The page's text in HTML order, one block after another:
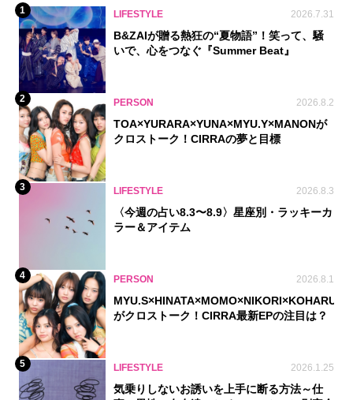
1 LIFESTYLE 2026.7.31
B&ZAIが贈る熱狂の“夏物語”！笑って、騒
いで、心をつなぐ『Summer Beat』
2 PERSON 2026.8.2
TOA×YURARA×YUNA×MYU.Y×MANONが
クロストーク！CIRRAの夢と目標
3 LIFESTYLE 2026.8.3
〈今週の占い8.3〜8.9〉星座別・ラッキーカ
ラー＆アイテム
4 PERSON 2026.8.1
MYU.S×HINATA×MOMO×NIKORI×KOHARU
がクロストーク！CIRRA最新EPの注目は？
5 LIFESTYLE 2026.1.25
気乗りしないお誘いを上手に断る方法～仕